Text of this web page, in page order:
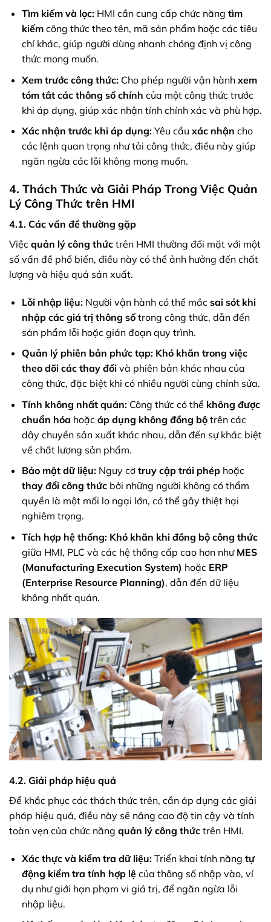
Tìm kiếm và lọc:HMI cần cung cấp chức năng tìm
kiếmcông thức theo tên, mã sản phẩm hoặc các tiêu
chí khác, giúp người dùng nhanh chóng định vị công
thức mong muốn.
Xem trước công thức:Cho phép người vận hành xem
tóm tắt các thông số chính của một công thức trước
khi áp dụng, giúp xác nhận tính chính xác và phù hợp.
Xác nhận trước khi áp dụng:Yêu cầu xác nhận cho
các lệnh quan trọng như tải công thức, điều này giúp
ngăn ngừa các lỗi không mong muốn.
4. Thách Thức và Giải Pháp Trong Việc Quản
Lý Công Thức trên HMI
4.1. Các vấn đề thường gặp
Việc quản lý công thức trên HMI thường đối mặt với một
số vấn đề phổ biến, điều này có thể ảnh hưởng đến chất
lượng và hiệu quả sản xuất.
Lỗi nhập liệu:Người vận hành có thể mắc sai sót khi
nhập các giá trị thông sốtrong công thức, dẫn đến
sản phẩm lỗi hoặc gián đoạn quy trình.
Quản lý phiên bản phức tạp: Khó khăn trong việc
theo dõi các thay đổivà phiên bản khác nhau của
công thức, đặc biệt khi có nhiều người cùng chỉnh sửa.
Tính không nhất quán:Công thức có thể không được
chuẩn hóa hoặc áp dụng không đồng bộtrên các
dây chuyền sản xuất khác nhau, dẫn đến sự khác biệt
về chất lượng sản phẩm.
Bảo mật dữ liệu:Nguy cơ truy cập trái phéphoặc
thay đổi công thứcbởi những người không có thẩm
quyền là một mối lo ngại lớn, có thể gây thiệt hại
nghiêm trọng.
Tích hợp hệ thống: Khó khăn khi đồng bộ công thức
giữa HMI, PLC và các hệ thống cấp cao hơn như MES
(Manufacturing Execution System) hoặc ERP
(Enterprise Resource Planning), dẫn đến dữ liệu
không nhất quán.
4.2. Giải pháp hiệu quả
Để khắc phục các thách thức trên, cần áp dụng các giải
pháp hiệu quả, điều này sẽ nâng cao độ tin cậy và tính
toàn vẹn của chức năng quản lý công thức trên HMI.
Xác thực và kiểm tra dữ liệu:Triển khai tính năng tự
động kiểm tra tính hợp lệcủa thông số nhập vào, ví
dụ như giới hạn phạm vi giá trị, để ngăn ngừa lỗi
nhập liệu.